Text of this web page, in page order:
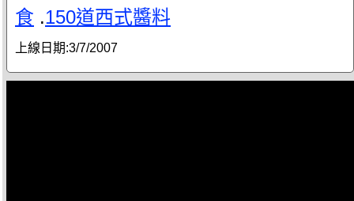
食 .150道西式醬料
上線日期:3/7/2007